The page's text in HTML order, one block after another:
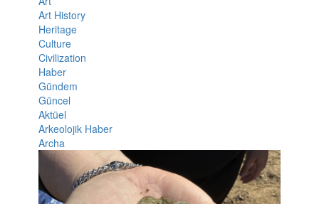
Art History
Heritage
Culture
Civilization
Haber
Gündem
Güncel
Aktüel
Arkeolojik Haber
Archa